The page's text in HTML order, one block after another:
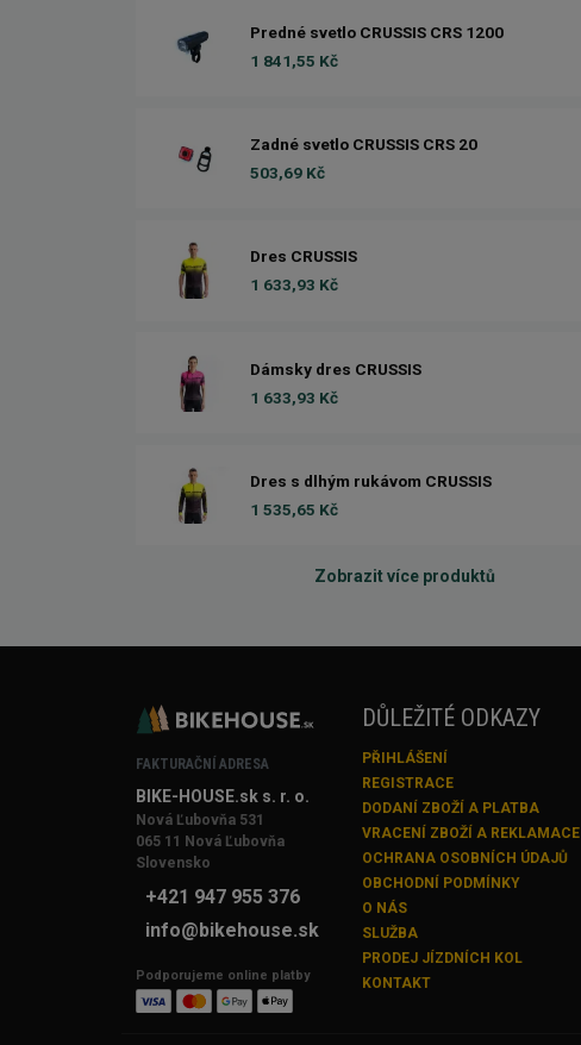
Predné svetlo CRUSSIS CRS 1200
1 841,55 Kč
Zadné svetlo CRUSSIS CRS 20
503,69 Kč
Dres CRUSSIS
1 633,93 Kč
Dámsky dres CRUSSIS
1 633,93 Kč
Dres s dlhým rukávom CRUSSIS
1 535,65 Kč
Zobrazit více produktů
FAKTURAČNÍ ADRESA
BIKE-HOUSE.sk s. r. o.
Nová Ľubovňa 531
065 11 Nová Ľubovňa
Slovensko
+421 947 955 376
info@bikehouse.sk
Podporujeme online platby
DŮLEŽITÉ ODKAZY
PŘIHLÁŠENÍ
REGISTRACE
DODANÍ ZBOŽÍ A PLATBA
VRACENÍ ZBOŽÍ A REKLAMACE
OCHRANA OSOBNÍCH ÚDAJŮ
OBCHODNÍ PODMÍNKY
O NÁS
SLUŽBA
PRODEJ JÍZDNÍCH KOL
KONTAKT